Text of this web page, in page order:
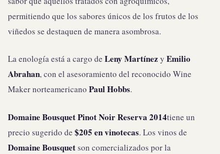
permitiendo que los sabores únicos de los frutos de los
viñedos se destaquen de manera asombrosa.
La enología está a cargo de Leny Martínez y Emilio
Abrahan, con el asesoramiento del reconocido Wine
Maker norteamericano Paul Hobbs.
Domaine Bousquet Pinot Noir Reserva 2014tiene un
precio sugerido de $205 en vinotecas. Los vinos de
Domaine Bousquet son comercializados por la